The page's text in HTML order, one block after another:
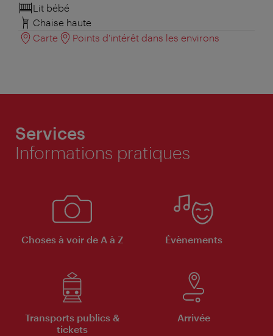
Lit bébé
Chaise haute
Carte
Points d'intérêt dans les environs
Services
Informations pratiques
Choses à voir de A à Z Évènements
Transports publics &
tickets
Arrivée